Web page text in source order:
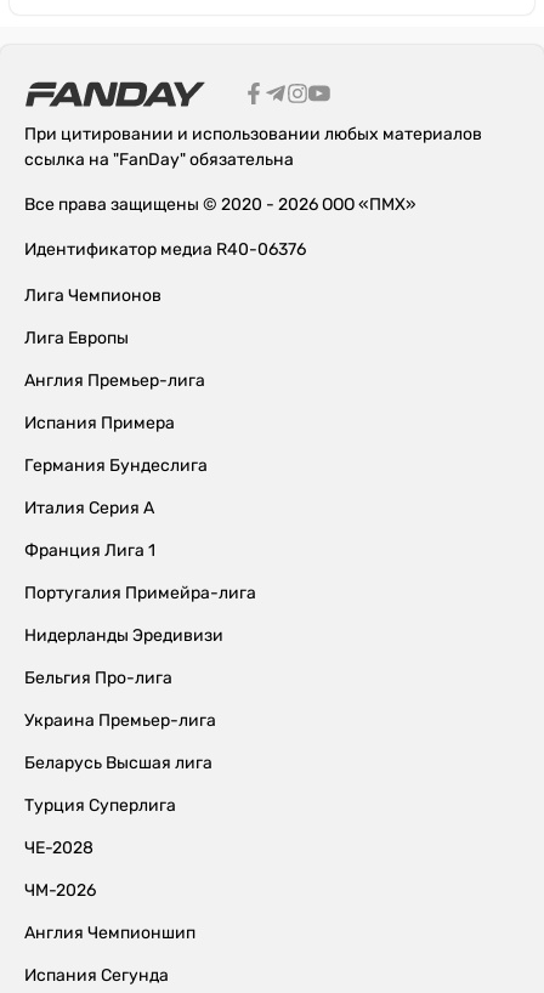
При цитировании и использовании любых материалов
ссылка на "FanDay" обязательна
Все права защищены © 2020 - 2026 ООО «ПМХ»
Идентификатор медиа R40-06376
Лига Чемпионов
Лига Европы
Англия Премьер-лига
Испания Примера
Германия Бундеслига
Италия Серия А
Франция Лига 1
Португалия Примейра-лига
Нидерланды Эредивизи
Бельгия Про-лига
Украина Премьер-лига
Беларусь Высшая лига
Турция Суперлига
ЧЕ-2028
ЧМ-2026
Англия Чемпионшип
Испания Сегунда